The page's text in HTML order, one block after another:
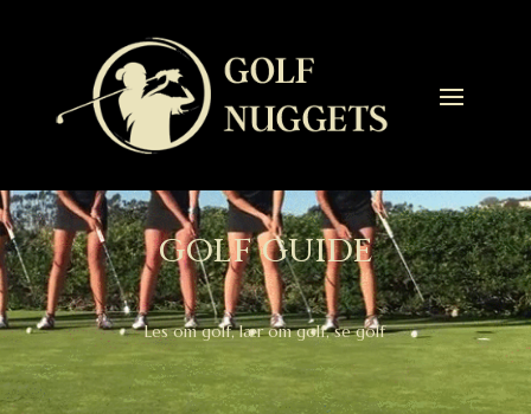
GOLF GUIDE
Les om golf, lær om golf, se golf